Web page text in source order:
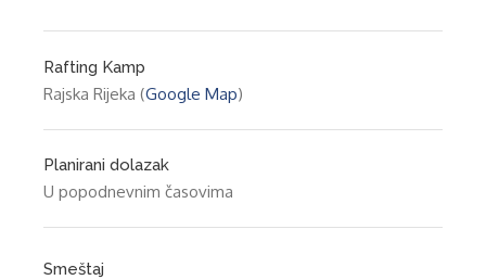
Rafting Kamp
Rajska Rijeka (Google Map)
Planirani dolazak
U popodnevnim časovima
Smeštaj